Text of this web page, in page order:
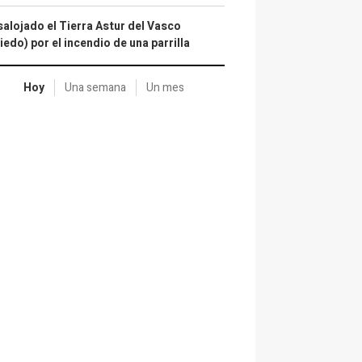
el Tierra Astur del Vasco
por el incendio de una parrilla
Hoy Una semana Un mes